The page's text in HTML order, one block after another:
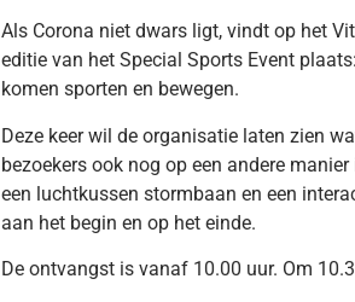
Als Corona niet dwars ligt, vindt op het
editie van het Special Sports Event
komen sporten en bewegen.
Deze keer wil de organisatie laten zien
bezoekers ook nog op een andere
een luchtkussen stormbaan en een
aan het begin en op het einde.
De ontvangst is vanaf 10.00 uur. Om